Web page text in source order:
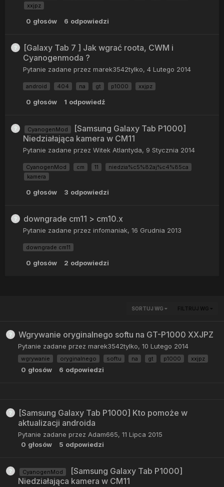
xxjpz
0 głosów 6 odpowiedzi
[Galaxy Tab 7 ] Jak wgrać roota, CWM i
Cyanogenmoda ?
Pytanie zadane przez marek3542tylko, 4 Lutego 2014
android 404 na gt p1000 xxjpz
0 głosów 1 odpowiedź
CyanogenMod
[Samsung Galaxy Tab P1000]
Niedziałająca kamera w CM11
Pytanie zadane przez Witek Atlantyda, 9 Stycznia 2014
CyanogenMod cm 11
niedzia%c5%82aj%c4%85ca
kamera
0 głosów 3 odpowiedzi
downgrade cm11 > cm10.x
Pytanie zadane przez infomaniak, 16 Grudnia 2013
downgrade cm11
0 głosów 2 odpowiedzi
SORTUJ WG FILTRUJ WG
Wgrywanie oryginalnego softu na GT-P1000 XXJPZ
Pytanie zadane przez marek3542tylko, 10 Lutego 2014
wgrywanie oryginalnego softu na gt p1000 xxjpz
0 głosów 6 odpowiedzi
[Samsung Galaxy Tab P1000] Kto pomoże w
aktualizacji androida
Pytanie zadane przez Adam665, 11 Lipca 2015
0 głosów 5 odpowiedzi
CyanogenMod
[Samsung Galaxy Tab P1000]
Niedziałająca kamera w CM11